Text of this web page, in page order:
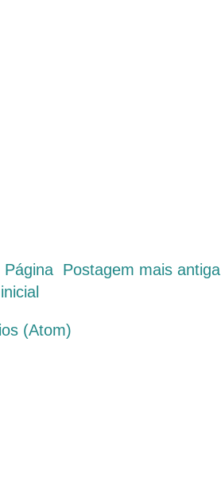
Postagem mais antiga
Página
inicial
(Atom)